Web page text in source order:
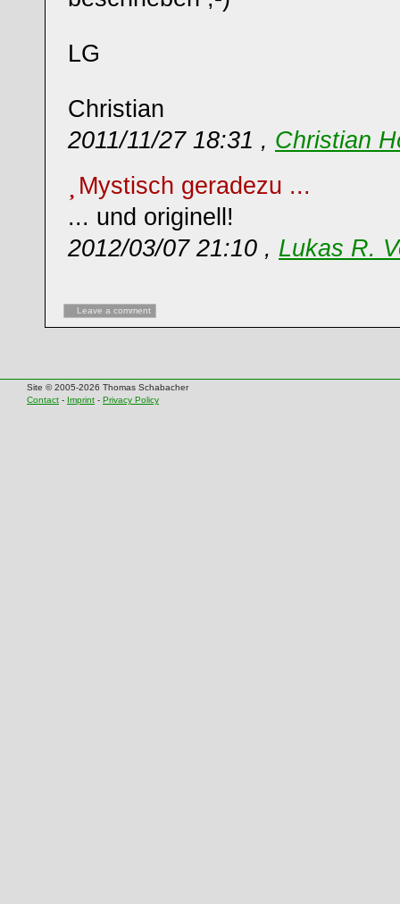
LG
Christian
2011/11/27 18:31 , Christian
Mystisch geradezu ...
... und originell!
2012/03/07 21:10 , Lukas R.
Leave a comment
Site © 2005-2026 Thomas Schabacher
Contact - Imprint - Privacy Policy